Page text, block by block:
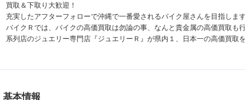
買取＆下取り大歓迎！
充実したアフターフォローで沖縄で一番愛されるバイク屋さんを目指します
バイクＲでは、バイクの高価買取は勿論の事、なんと貴金属の高価買取も
系列店のジュエリー専門店『ジュエリーＲ』が県内１、日本一の高価買取
基本情報